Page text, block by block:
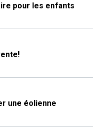
pour les enfants
une éolienne